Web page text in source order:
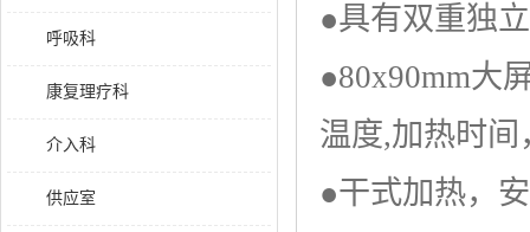
呼吸科
康复理疗科
介入科
供应室
●具有双重独
●80x90mm大
温度,加热时
●干式加热，